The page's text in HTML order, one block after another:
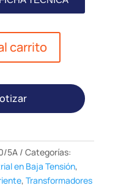
carrito
5A
Categorías:
en Baja Tensión,
,Transformadores